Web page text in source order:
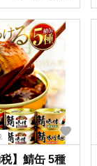
税】鯖缶 5種